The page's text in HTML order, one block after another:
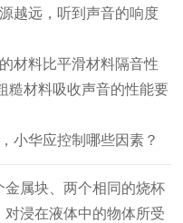
越远，听到声音的响度
材料比平滑材料隔音性
糙材料吸收声音的性能要
小华应控制哪些因素？
属块、两个相同的烧杯
对浸在液体中的物体所受